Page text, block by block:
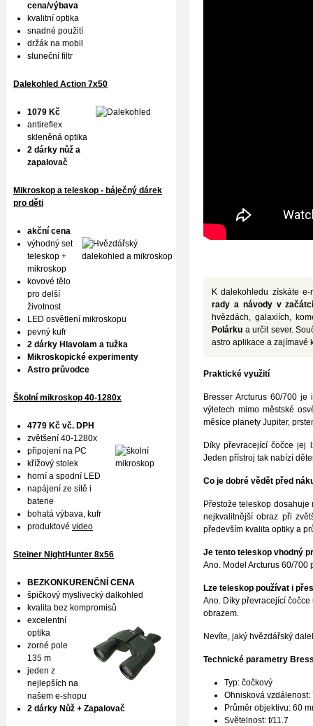
K dalekohledu získáte e-
rady a návody v
hvězdách, galaxiích,
Polárku a určit sever.
astro aplikace a zajímavé
Praktické využití
Bresser Arcturus 60/700
výletech mimo městské
měsíce planety Jupiter,
Díky převracející čočce jej
Jeden přístroj tak nabízí
Co je dobré vědět před
Přestože teleskop
nejkvalitnější obraz při
především kvalita optiky a
Je tento teleskop vhodný
Ano. Model Arcturus 60/700
Lze teleskop používat i
Ano. Díky převracející
obrazem.
Nevíte, jaký hvězdářský
Technické parametry
Typ: čočkový
Ohnisková vzdálenost:
Průměr objektivu: 60
Světelnost: f/11.7
cena/výbava
kvalitní optika
snadné použití
držák na mobil
sluneční filtr
Dalekohled Action 7x50
1079 Kč
antireflex
skleněná optika
2 dárky nůž a
zapalovač
Mikroskop a teleskop - báječný dárek
pro děti
akční cena
výhodný set
teleskop +
mikroskop
kovové tělo
pro delší
životnost
LED osvětlení mikroskopu
pevný kufr
2 dárky Hlavolam a tužka
Mikroskopické experimenty
Astro průvodce
Školní mikroskop 40-1280x
4779 Kč vč. DPH
zvětšení 40-1280x
připojení na PC
křížový stolek
horní a spodní LED
napájení ze sítě i
baterie
bohatá výbava, kufr
produktové video
Steiner NightHunter 8x56
BEZKONKURENČNÍ CENA
špičkový myslivecký dalkohled
kvalita bez kompromisů
excelentní
optika
zorné pole
135 m
jeden z
nejlepších na
našem e-shopu
2 dárky Nůž + Zapalovač